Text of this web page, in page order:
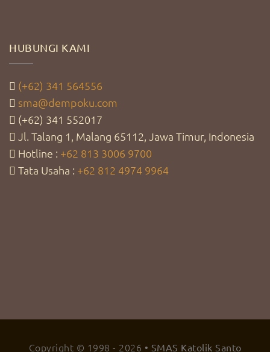
HUBUNGI KAMI
(+62) 341 564556
sma@dempoku.com
(+62) 341 552017
Jl. Talang 1, Malang 65112, Jawa Timur, Indonesia
Hotline : +62 813 3006 9700
Tata Usaha : +62 812 4974 9964
Copyright © 1998 - 2026 • SMAS Katolik Santo